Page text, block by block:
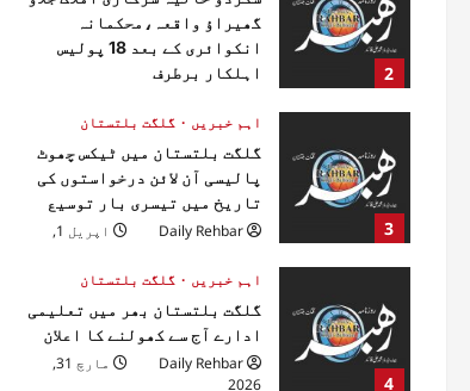
2
گھیراؤ واقعہ،محکمانہ
انکوائری کے بعد 18 پولیس
اہلکار برطرف
2026
3
اہم خبریں
گلگت بلتستان
گلگت بلتستان میں ٹیکس چھوٹ
پالیسی آن لائن درخواستوں کی
تاریخ میں تیسری بار توسیع
Daily Rehbar
اپریل 1,
4
اہم خبریں
گلگت بلتستان
گلگت بلتستان بھر میں تعلیمی
ادارے آج سے کھولنے کا اعلان
Daily Rehbar
مارچ 31,
2026